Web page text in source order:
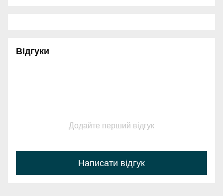
Відгуки
Додайте перший відгук
Написати відгук